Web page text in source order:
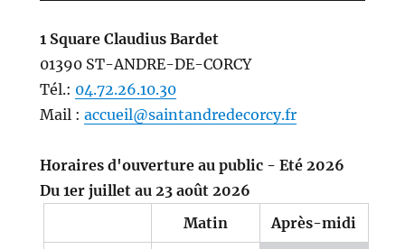
1 Square Claudius Bardet
01390 ST-ANDRE-DE-CORCY
Tél.: 04.72.26.10.30
Mail : accueil@saintandredecorcy.fr
Horaires d'ouverture au public - Eté 2026
Du 1er juillet au 23 août 2026
Matin
Après-midi